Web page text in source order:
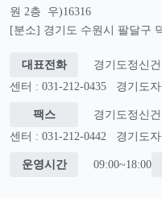
원 2층 우)16316
[분소] 경기도 수원시 팔달구
대표전화
경기도정신
센터 : 031-212-0435
경기도
팩스
경기도정신
센터 : 031-212-0442
경기도
운영시간 09:00~18:00